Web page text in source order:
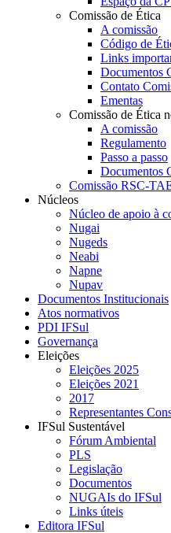
Comissão de Ética
A comissão
Código de
Links
Documentos
Contato
Ementas
Comissão de Ética
A comissão
Regulamento
Passo a passo
Documentos
Comissão RSC-
Núcleos
Núcleo de apoio à
Nugai
Nugeds
Neabi
Napne
Nupav
Documentos Institucionais
Atos normativos
PDI IFSul
Governança
Eleições
Eleições 2025
Eleições 2021
2017
Representantes
IFSul Sustentável
Fórum Ambiental
PLS
Legislação
Documentos
NUGAIs do IFSul
Links úteis
Editora IFSul